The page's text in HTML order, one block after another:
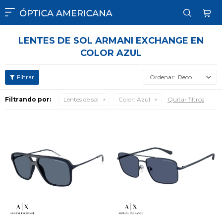

LENTES DE SOL ARMANI EXCHANGE EN
COLOR AZUL
Recomendados
Filtrando por: Lentes de sol Color: Azul Quitar filtros